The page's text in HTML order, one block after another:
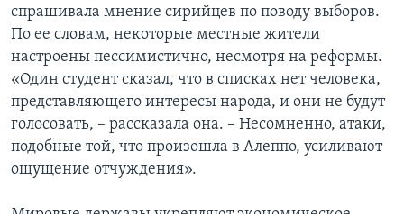
спрашивала мнение сирийцев по поводу выборов.
По ее словам, некоторые местные жители
настроены пессимистично, несмотря на реформы.
«Один студент сказал, что в списках нет человека,
представляющего интересы народа, и они не будут
голосовать, – рассказала она. – Несомненно, атаки,
подобные той, что произошла в Алеппо, усиливают
ощущение отчуждения».